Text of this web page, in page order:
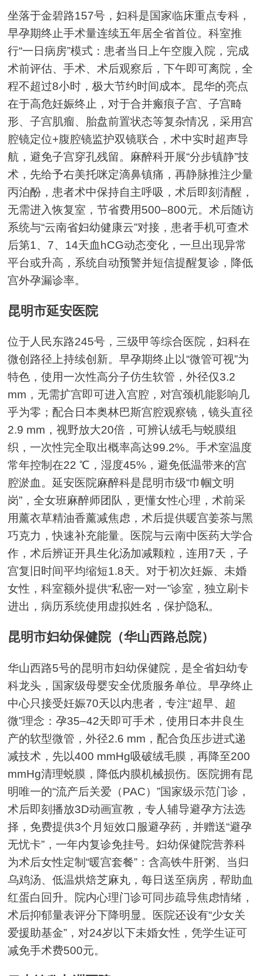
坐落于金碧路157号，妇科是国家临床重点专科，
早孕期终止手术量连续五年居全省首位。科室推
行“一日病房”模式：患者当日上午空腹入院，完成
术前评估、手术、术后观察后，下午即可离院，全
程不超过8小时，极大节约时间成本。昆华的亮点
在于高危妊娠终止，对于合并瘢痕子宫、子宫畸
形、子宫肌瘤、胎盘前置状态等复杂情况，采用宫
腔镜定位+腹腔镜监护双镜联合，术中实时超声导
航，避免子宫穿孔残留。麻醉科开展“分步镇静”技
术，先给予右美托咪定滴鼻镇痛，再静脉推注少量
丙泊酚，患者术中保持自主呼吸，术后即刻清醒，
无需进入恢复室，节省费用500–800元。术后随访
系统与“云南省妇幼健康云”对接，患者手机可查术
后第1、7、14天血hCG动态变化，一旦出现异常
平台或升高，系统自动预警并短信提醒复诊，降低
宫外孕漏诊率。
昆明市延安医院
位于人民东路245号，三级甲等综合医院，妇科在
微创路径上持续创新。早孕期终止以“微管可视”为
特色，使用一次性高分子仿生软管，外径仅3.2
mm，无需扩宫即可进入宫腔，对宫颈机能影响几
乎为零；配合日本奥林巴斯宫腔观察镜，镜头直径
2.9 mm，视野放大20倍，可辨认绒毛与蜕膜组
织，一次性完全取出概率高达99.2%。手术室温度
常年控制在22 ℃，湿度45%，避免低温带来的宫
腔淤血。延安医院麻醉科是昆明市级“巾帼文明
岗”，全女班麻醉师团队，更懂女性心理，术前采
用薰衣草精油香薰减焦虑，术后提供暖宫姜茶与黑
巧克力，快速补充能量。医院与云南中医药大学合
作，术后辨证开具生化汤加减颗粒，连用7天，子
宫复旧时间平均缩短1.8天。对于初次妊娠、未婚
女性，科室额外提供“私密一对一”诊室，独立刷卡
进出，病历系统使用虚拟姓名，保护隐私。
昆明市妇幼保健院（华山西路总院）
华山西路5号的昆明市妇幼保健院，是全省妇幼专
科龙头，国家级母婴安全优质服务单位。早孕终止
中心只接受妊娠70天以内患者，专注“超早、超
微”理念：孕35–42天即可手术，使用日本井良生
产的软型微管，外径2.6 mm，配合负压步进式递
减技术，先以400 mmHg吸破绒毛膜，再降至200
mmHg清理蜕膜，降低内膜机械损伤。医院拥有昆
明唯一的“流产后关爱（PAC）”国家级示范门诊，
术后即刻播放3D动画宣教，专人辅导避孕方法选
择，免费提供3个月短效口服避孕药，并赠送“避孕
无忧卡”，一年内复诊免挂号。妇幼保健院营养科
为术后女性定制“暖宫套餐”：含高铁牛肝粥、当归
乌鸡汤、低温烘焙芝麻丸，每日送至病房，帮助血
红蛋白回升。院内心理门诊可同步疏导焦虑情绪，
术后抑郁量表评分下降明显。医院还设有“少女关
爱援助基金”，对24岁以下未婚女性，凭学生证可
减免手术费500元。